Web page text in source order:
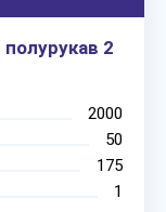
2
2000
50
175
1